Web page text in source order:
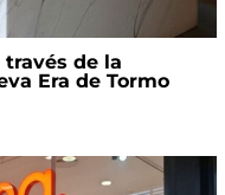
través de la
Era de Tormo